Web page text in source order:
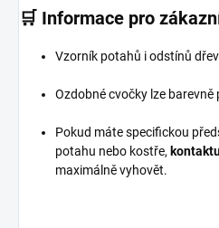
🛒 Informace pro
Vzorník potahů i odstínů
Ozdobné cvočky lze barevně
Pokud máte specifickou
potahu nebo kostře,
maximálně vyhovět.